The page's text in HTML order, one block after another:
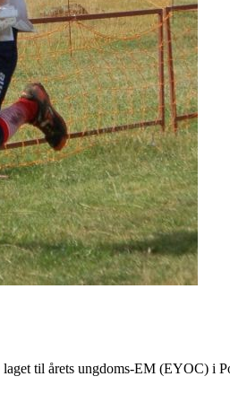
laget til årets ungdoms-EM (EYOC) i